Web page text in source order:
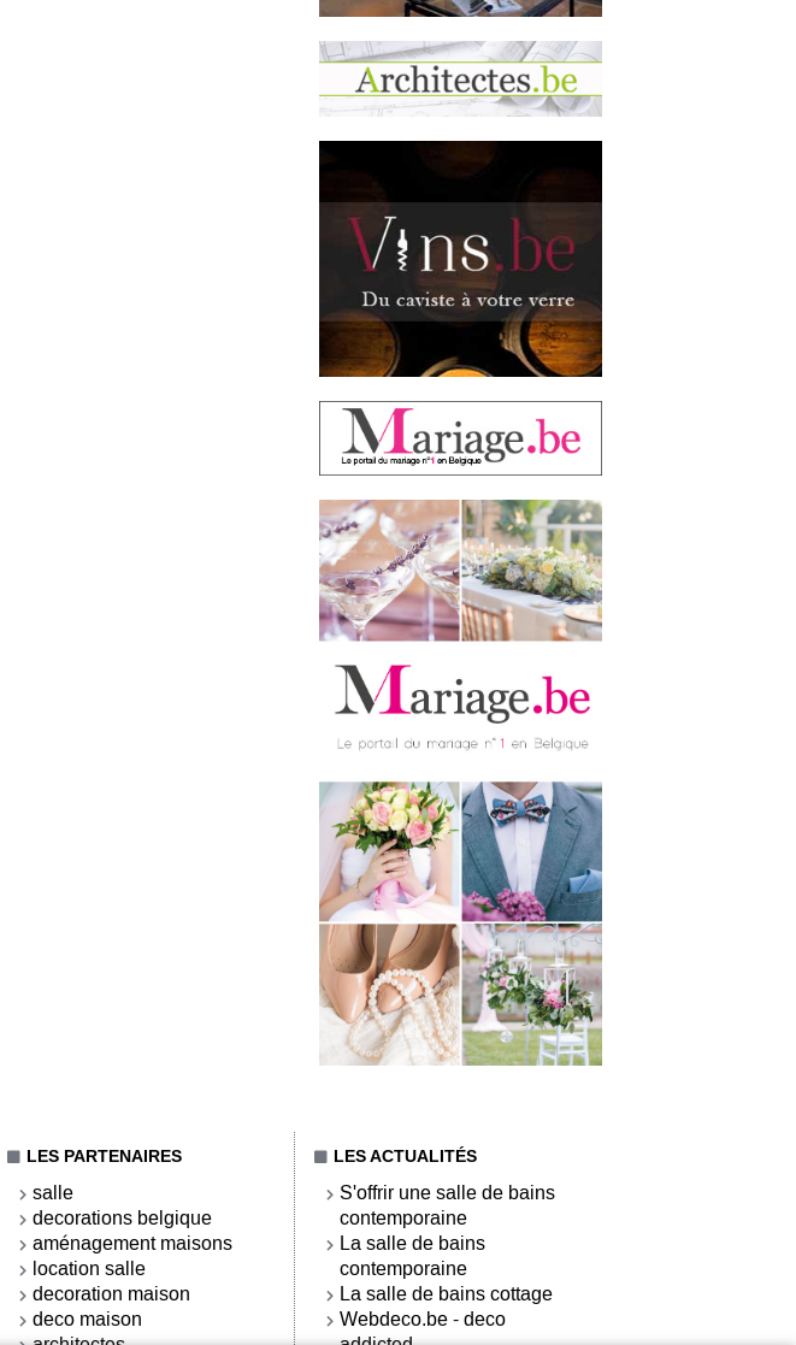
LES PARTENAIRES
salle
decorations belgique
aménagement maisons
location salle
decoration maison
deco maison
LES ACTUALITÉS
S'offrir une salle de bains
contemporaine
La salle de bains
contemporaine
La salle de bains cottage
Webdeco.be - deco